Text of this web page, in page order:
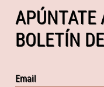
APÚNTATE
BOLETÍN
Email